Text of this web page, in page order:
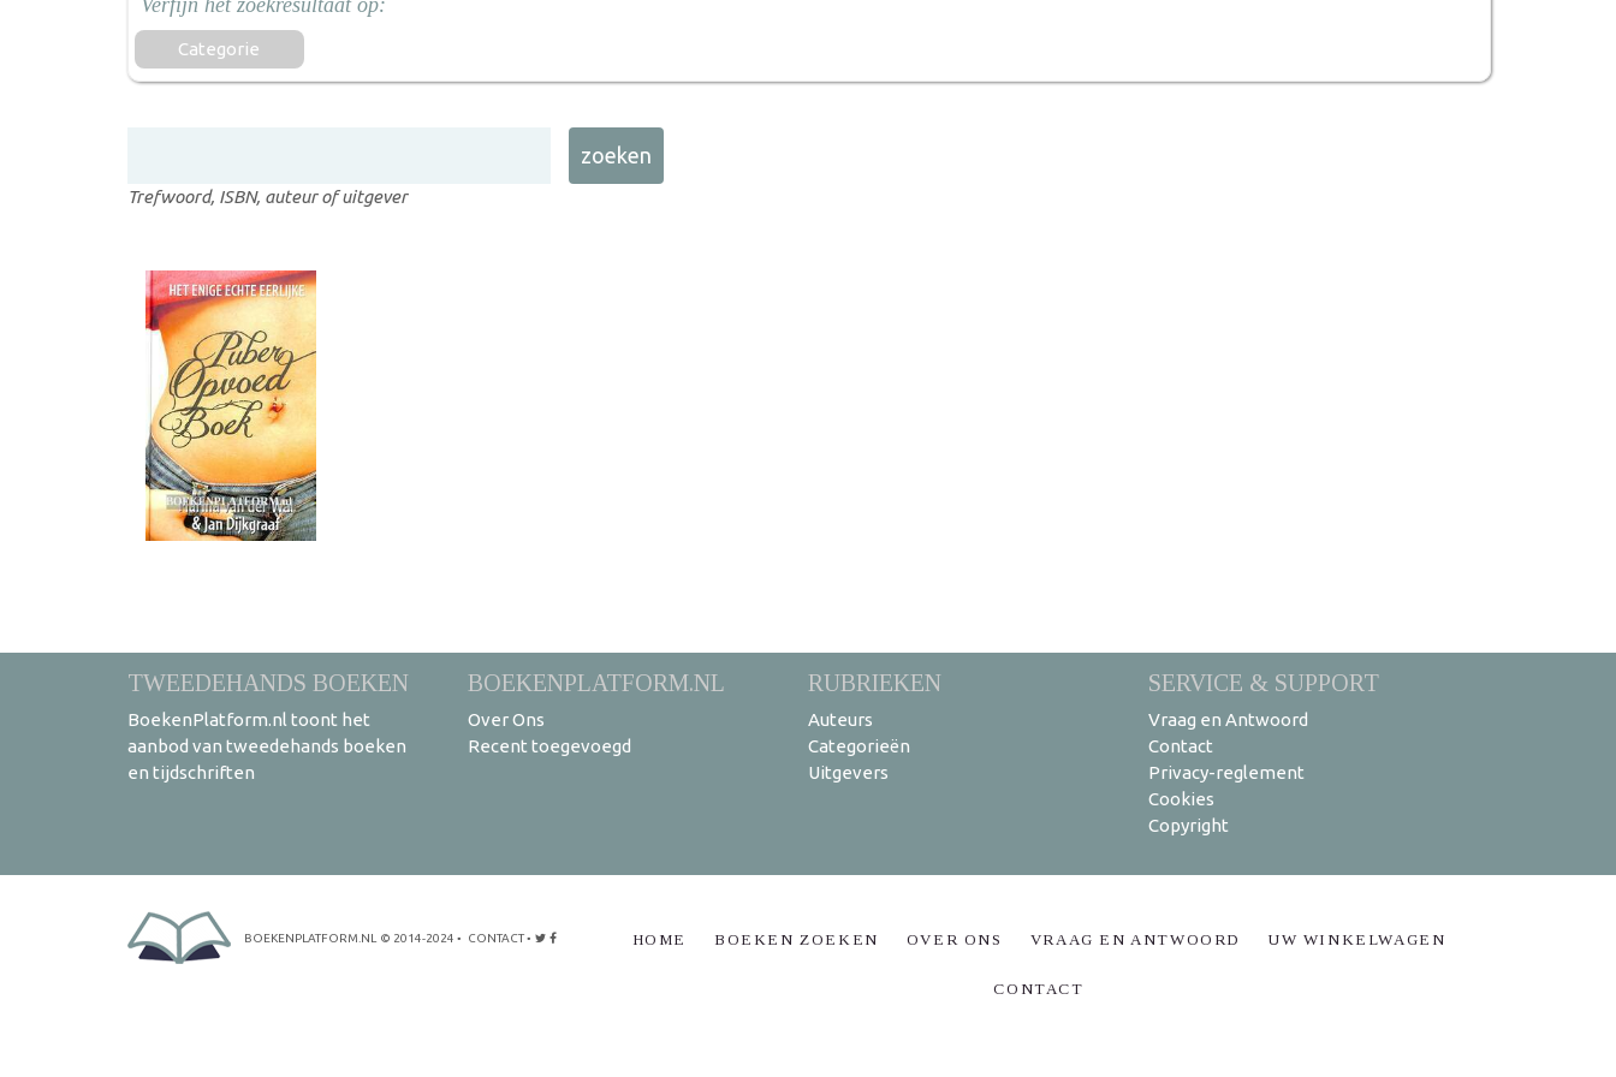
Categorie
Trefwoord, ISBN, auteur of uitgever
TWEEDEHANDS BOEKEN
BoekenPlatform.nl toont het
aanbod van tweedehands boeken
en tijdschriften
BOEKENPLATFORM.NL
Over Ons
Recent toegevoegd
RUBRIEKEN
Auteurs
Categorieën
Uitgevers
SERVICE & SUPPORT
Vraag en Antwoord
Contact
Privacy-reglement
Cookies
Copyright
BOEKENPLATFORM.NL © 2014-2024 • CONTACT• HOME BOEKEN ZOEKEN OVER ONS VRAAG EN ANTWOORD UW WINKELWAGEN
CONTACT